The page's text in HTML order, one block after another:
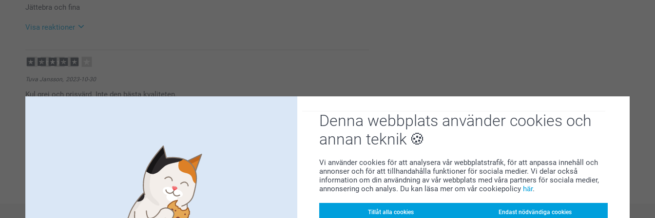
Denna webbplats använder cookies och
annan teknik
Vi använder cookies för att analysera vår webbplatstrafik, för att anpassa innehåll och
annonser och för att tillhandahålla funktioner för sociala medier. Vi delar också
information om din användning av vår webbplats med våra partners för sociala medier,
annonsering och analys. Du kan läsa mer om vår cookiepolicy här.
Tillåt alla cookies Endast nödvändiga cookies
Kirsi @smartphoto
Jättebra och fina
Visa reaktioner
10:58
Stort tack för dina 5 stjärnor och omdöme av etiketterna, det glädjer oss att du är nöjd med dem!
Miia @smartphoto
Tuva Jansson, 2023-10-30
Kul grej och prisvärd. Inte den bästa kvaliteten.
Fina som etiketter på diverse prylar. Tex dop
3